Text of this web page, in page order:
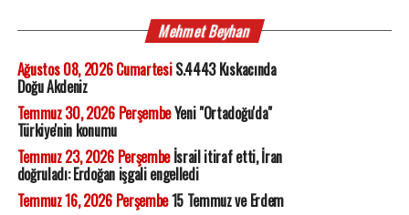
Mehmet Beyhan
Ağustos 08, 2026 CumartesiS.4443 Kıskacında
Doğu Akdeniz
Temmuz 30, 2026 PerşembeYeni "Ortadoğu'da"
Türkiye'nin konumu
Temmuz 23, 2026 Perşembeİsrail itiraf etti, İran
doğruladı: Erdoğan işgali engelledi
Temmuz 16, 2026 Perşembe15 Temmuz ve Erdem